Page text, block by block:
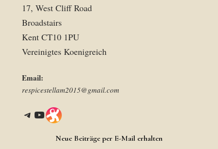
17, West Cliff Road
Broadstairs
Kent CT10 1PU
Vereinigtes Koenigreich
Email:
respicestellam2015@gmail.com
Telegram YouTube Link
Neue Beiträge per E-Mail erhalten